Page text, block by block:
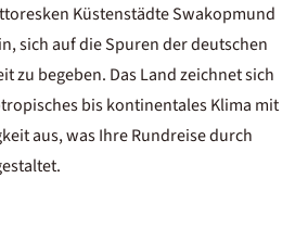
Küstenstädte Swakopmund
sich auf die Spuren der deutschen
zu begeben. Das Land zeichnet sich
bis kontinentales Klima mit
aus, was Ihre Rundreise durch